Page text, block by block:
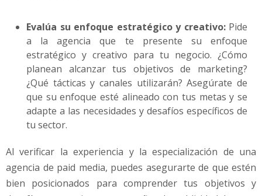
Evalúa su enfoque estratégico y creativo:Pide
a la agencia que te presente su enfoque
estratégico y creativo para tu negocio. ¿Cómo
planean alcanzar tus objetivos de marketing?
¿Qué tácticas y canales utilizarán? Asegúrate de
que su enfoque esté alineado con tus metas y se
adapte a las necesidades y desafíos específicos de
tu sector.
Al verificar la experiencia y la especialización de una
agencia de paid media, puedes asegurarte de que estén
bien posicionados para comprender tus objetivos y